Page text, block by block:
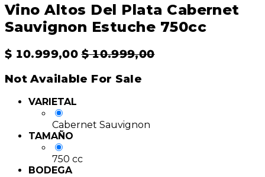
Vino Altos Del Plata Cabernet
Sauvignon Estuche 750cc
$ 10.999,00 $10.999,00
Not Available For Sale
VARIETAL
Cabernet Sauvignon
TAMAÑO
750 cc
BODEGA